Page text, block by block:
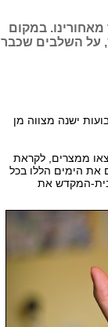
במקום
על השלבים שכבר
ישנה מצווה מן
ממצרים, לקראת
את הימים הללו בכל
המקדש את